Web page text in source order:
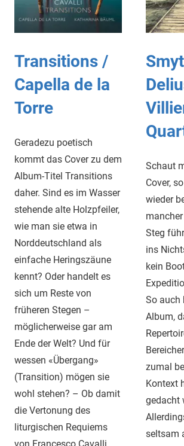
Transitions /
Capella de la
Torre
Geradezu poetisch
kommt das Cover zu dem
Album-Titel Transitions
daher. Sind es im Wasser
stehende alte Holzpfeiler,
wie man sie etwa in
Norddeutschland als
einfache Heringszäune
kennt? Oder handelt es
sich um Reste von
früheren Stegen –
möglicherweise gar am
Ende der Welt? Und für
wessen «Übergang»
(Transition) mögen sie
wohl stehen? – Ob damit
die Vertonung des
liturgischen Requiems
Schaut
Cover,
wieder
Steg
ins
kein
So auch
Album,
zumal
Kontext
gedacht
seltsam